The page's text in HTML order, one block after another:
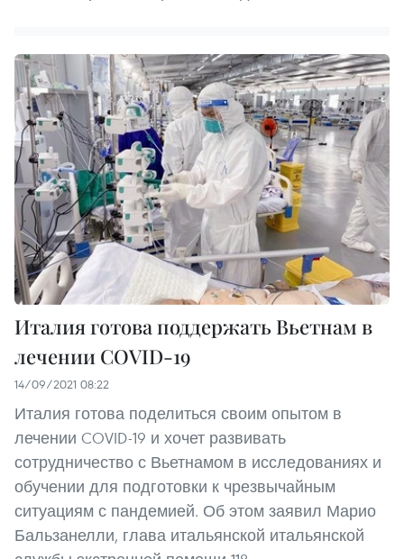
Италия готова поддержать Вьетнам в
лечении COVID-19
14/09/2021 08:22
Италия готова поделиться своим опытом в
лечении COVID-19 и хочет развивать
сотрудничество с Вьетнамом в исследованиях и
обучении для подготовки к чрезвычайным
ситуациям с пандемией. Об этом заявил Марио
Бальзанелли, глава итальянской итальянской